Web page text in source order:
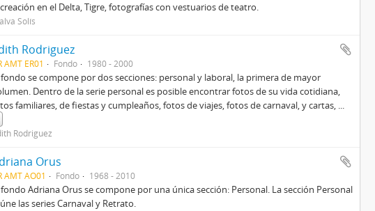
en el Delta, Tigre, fotografías con vestuarios de teatro.
Solís
Rodriguez
AMT ER01 Fondo 1980 - 2000
fondo se compone por dos secciones: personal y laboral, la primera de mayor
Dentro de la serie personal es posible encontrar fotos de su vida cotidiana,
familiares, de fiestas y cumpleaños, fotos de viajes, fotos de carnaval, y cartas, ...
Rodriguez
Orus
AMT AO01 Fondo 1968 - 2010
fondo Adriana Orus se compone por una única sección: Personal. La sección Personal
las series Carnaval y Retrato.